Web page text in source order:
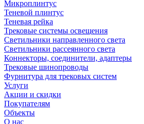
Микроплинтус
Теневой плинтус
Теневая рейка
Трековые системы освещения
Светильники направленного света
Светильники рассеянного света
Коннекторы, соединители, адаптеры
Трековые шинопроводы
Фурнитура для трековых систем
Услуги
Акции и скидки
Покупателям
Объекты
О нас